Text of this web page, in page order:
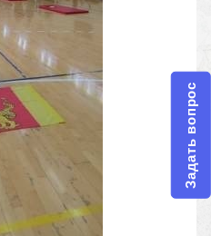
Задать вопрос